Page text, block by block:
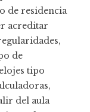
de residencia
acreditar
de
tipo
del aula